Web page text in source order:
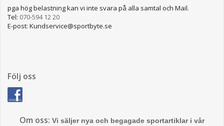
pga hög belastning kan vi inte svara på alla samtal och Mail.
Tel: 070-594 12 20
E-post: Kundservice@sportbyte.se
Följ oss
Om oss: Vi säljer nya och begagade sportartiklar i vår